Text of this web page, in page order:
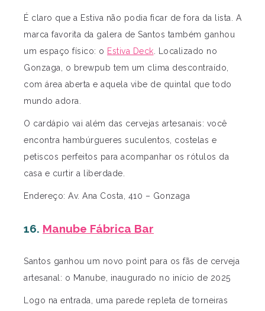
É claro que a Estiva não podia ficar de fora da lista. A
marca favorita da galera de Santos também ganhou
um espaço físico: o Estiva Deck . Localizado no
Gonzaga, o brewpub tem um clima descontraído,
com área aberta e aquela vibe de quintal que todo
mundo adora.
O cardápio vai além das cervejas artesanais: você
encontra hambúrgueres suculentos, costelas e
petiscos perfeitos para acompanhar os rótulos da
casa e curtir a liberdade.
Endereço: Av. Ana Costa, 410 – Gonzaga
16. Manube Fábrica Bar
Santos ganhou um novo point para os fãs de cerveja
artesanal: o Manube, inaugurado no início de 2025
Logo na entrada, uma parede repleta de torneiras